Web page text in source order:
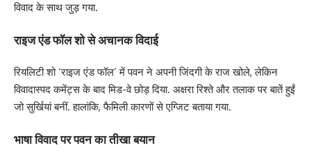
विवाद के साथ जुड़ गया.
राइज एंड फॉल शो से अचानक विदाई
रियलिटी शो ‘राइज एंड फॉल’ में पवन ने अपनी जिंदगी के राज खोले, लेकिन
विवादास्पद कमेंट्स के बाद मिड-वे छोड़ दिया. अक्षरा रिश्ते और तलाक पर बातें हुईं
जो सुर्खियां बनीं. हालांकि, फैमिली कारणों से एग्जिट बताया गया.
भाषा विवाद पर पवन का तीखा बयान